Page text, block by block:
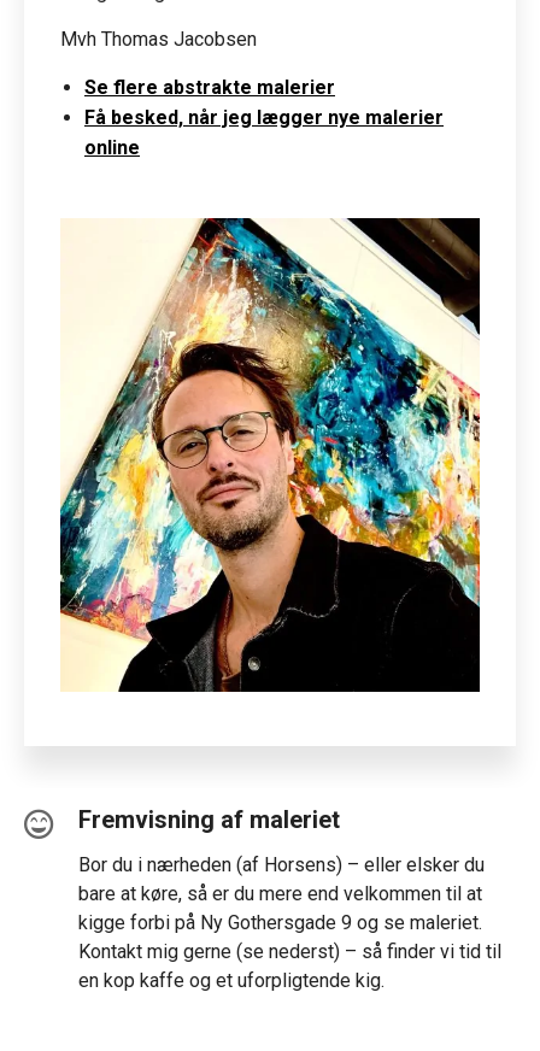
Mvh Thomas Jacobsen
Se flere abstrakte malerier
Få besked, når jeg lægger nye malerier
online
Fremvisning af maleriet
Bor du i nærheden (af Horsens) – eller elsker du
bare at køre, så er du mere end velkommen til at
kigge forbi på Ny Gothersgade 9 og se maleriet.
Kontakt mig gerne (se nederst) – så finder vi tid til
en kop kaffe og et uforpligtende kig.